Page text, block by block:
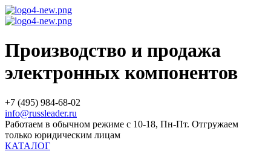
Производство и продажа
электронных компонентов
+7 (495) 984-68-02
info@russleader.ru
Работаем в обычном режиме с 10-18, Пн-Пт. Отгружаем
только юридическим лицам
КАТАЛОГ